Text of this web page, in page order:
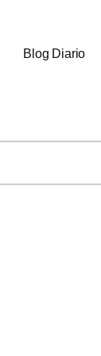
Blog Diario